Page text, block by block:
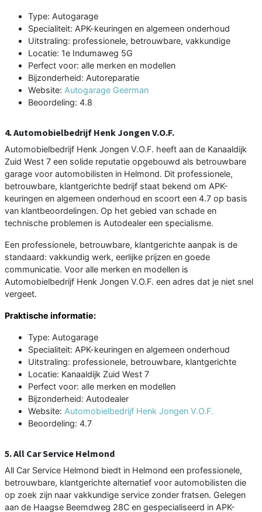
Type: Autogarage
Specialiteit: APK-keuringen en algemeen onderhoud
Uitstraling: professionele, betrouwbare, vakkundige
Locatie: 1e Indumaweg 5G
Perfect voor: alle merken en modellen
Bijzonderheid: Autoreparatie
Website: Autogarage Geerman
Beoordeling: 4.8
4. Automobielbedrijf Henk Jongen V.O.F.
Automobielbedrijf Henk Jongen V.O.F. heeft aan de Kanaaldijk
Zuid West 7 een solide reputatie opgebouwd als betrouwbare
garage voor automobilisten in Helmond. Dit professionele,
betrouwbare, klantgerichte bedrijf staat bekend om APK-
keuringen en algemeen onderhoud en scoort een 4.7 op basis
van klantbeoordelingen. Op het gebied van schade en
technische problemen is Autodealer een specialisme.
Een professionele, betrouwbare, klantgerichte aanpak is de
standaard: vakkundig werk, eerlijke prijzen en goede
communicatie. Voor alle merken en modellen is
Automobielbedrijf Henk Jongen V.O.F. een adres dat je niet snel
vergeet.
Praktische informatie:
Type: Autogarage
Specialiteit: APK-keuringen en algemeen onderhoud
Uitstraling: professionele, betrouwbare, klantgerichte
Locatie: Kanaaldijk Zuid West 7
Perfect voor: alle merken en modellen
Bijzonderheid: Autodealer
Website: Automobielbedrijf Henk Jongen V.O.F.
Beoordeling: 4.7
5. All Car Service Helmond
All Car Service Helmond biedt in Helmond een professionele,
betrouwbare, klantgerichte alternatief voor automobilisten die
op zoek zijn naar vakkundige service zonder fratsen. Gelegen
aan de Haagse Beemdweg 28C en gespecialiseerd in APK-